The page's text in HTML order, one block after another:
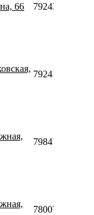
66 79243074848
79241181383
78007753553